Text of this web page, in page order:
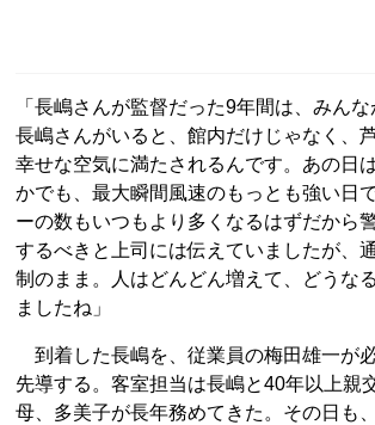
「長嶋さんが監督だった9年間は、みんな
長嶋さんがいると、館内だけじゃなく、
幸せな空気に満たされるんです。あの日
かでも、最大瞬間風速のもっとも強い日
ーの数もいつもより多くなるはずだから
するべきと上司には伝えていましたが、
制のまま。人はどんどん増えて、どうな
ましたね」
到着した長嶋を、従業員の梅田雄一が
先導する。客室担当は長嶋と40年以上親
母、多美子が長年務めてきた。その日も